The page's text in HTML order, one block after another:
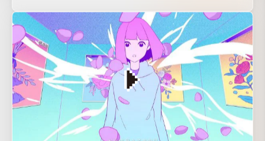
けるイメージアニメーションパートなど さまざまなアニメ表
現で構成した。